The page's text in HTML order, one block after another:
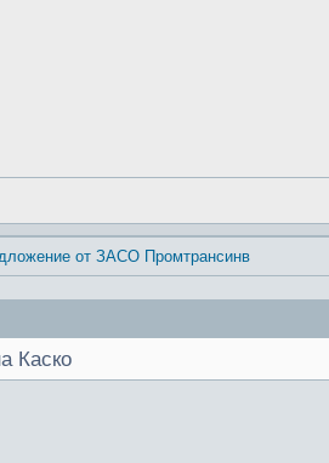
от ЗАСО Промтрансинв
Каско